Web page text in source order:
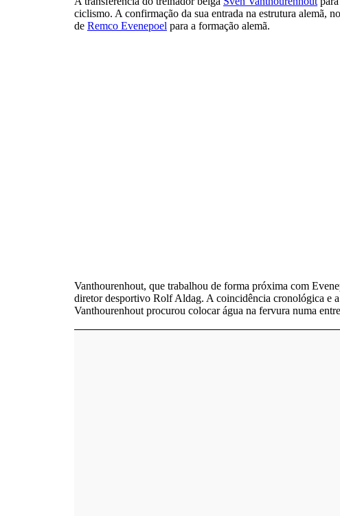
ciclismo. A confirmação da sua entrada na estrutura alemã,
de Remco Evenepoel para a formação alemã.
Vanthourenhout, que trabalhou de forma próxima com
diretor desportivo Rolf Aldag. A coincidência cronológica e
Vanthourenhout procurou colocar água na fervura numa